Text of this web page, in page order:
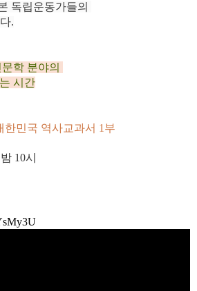
독립운동가들의
.
학 분야의
시간
한민국 역사교과서 1부
10시